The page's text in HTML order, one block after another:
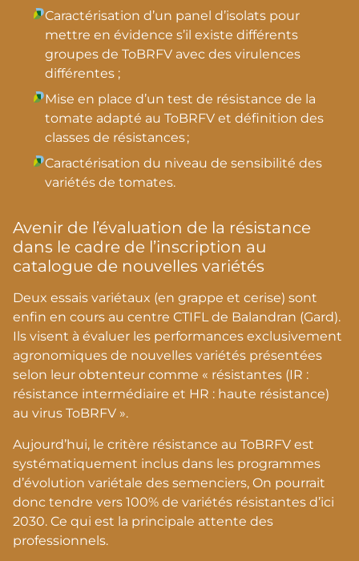
Caractérisation d’un panel d’isolats pour
mettre en évidence s’il existe différents
groupes de ToBRFV avec des virulences
différentes ;
Mise en place d’un test de résistance de la
tomate adapté au ToBRFV et définition des
classes de résistances ;
Caractérisation du niveau de sensibilité des
variétés de tomates.
Avenir de l’évaluation de la résistance
dans le cadre de l’inscription au
catalogue de nouvelles variétés
Deux essais variétaux (en grappe et cerise) sont
enfin en cours au centre CTIFL de Balandran (Gard).
Ils visent à évaluer les performances exclusivement
agronomiques de nouvelles variétés présentées
selon leur obtenteur comme « résistantes (IR :
résistance intermédiaire et HR : haute résistance)
au virus ToBRFV ».
Aujourd’hui, le critère résistance au ToBRFV est
systématiquement inclus dans les programmes
d’évolution variétale des semenciers, On pourrait
donc tendre vers 100% de variétés résistantes d’ici
2030. Ce qui est la principale attente des
professionnels.